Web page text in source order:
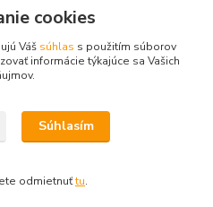
cookies
Váš súhlas s použitím súborov
informácie týkajúce sa Vašich
Súhlasím
odmietnuťtu.